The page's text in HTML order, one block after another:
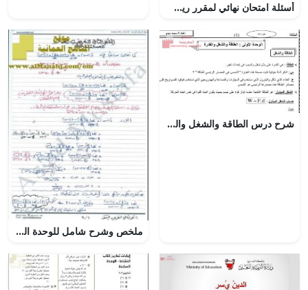
أسئلة امتحان نهائي لمقرر ريض 263 نموذج 3
شرح درس الطاقة والشغل والقدرة مقرر علم 211
ملخص وشرح شامل للوحدة الثانية (الجزء السابع) (رياضيات بحتة) الثاني عشر